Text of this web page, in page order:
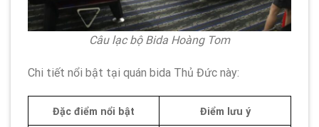
Câu lạc bộ Bida Hoàng Tom
Chi tiết nổi bật tại quán bida Thủ Đức này:
Đặc điểm nổi bật Điểm lưu ý